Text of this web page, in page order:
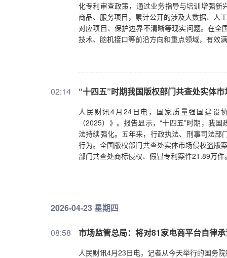
化专利审查政策，通过业务指导与培训增强
商品、服务项目，累计公开的涉及大数据、人
对应项目、保护边界不清晰等现实问题。在
技术、脑机接口等前沿方向和重点领域，有效
02:14 “十四五”时期我国版权部门共查处实体
人民财讯4月24日电，国家质量强国建设
（2025）》。报告显示，“十四五”时期，我
法持续强化。五年来，行政执法、刑事司法部
行为。全国版权部门共查处实体市场侵权盗版
部门共查处商标侵权、假冒专利案件21.89万
2026-04-23 星期四
08:58 市场监管总局：将对81家电商平台自律
人民财讯4月23日电，记者从今天举行的国务